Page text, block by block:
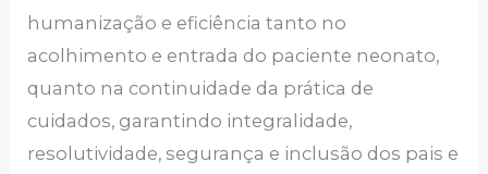
humanização e eficiência tanto no
acolhimento e entrada do paciente neonato,
quanto na continuidade da prática de
cuidados, garantindo integralidade,
resolutividade, segurança e inclusão dos pais e